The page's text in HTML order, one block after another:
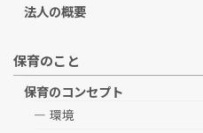
法人の概要
保育のこと
保育のコンセプト
環境